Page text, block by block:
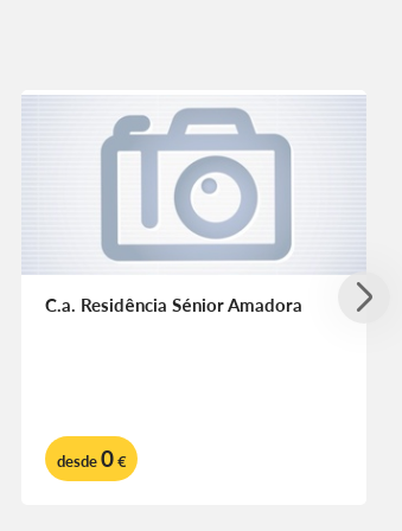
C.a. Residência Sénior Amadora
desde0€